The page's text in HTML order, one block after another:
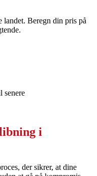
landet. Beregn din pris på
senere
i
der sikrer, at dine